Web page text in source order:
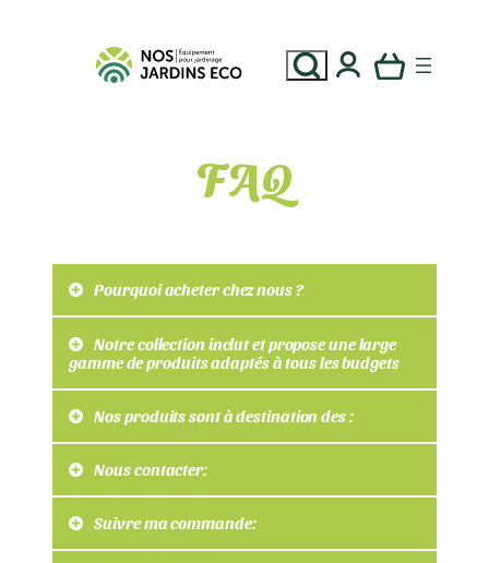
Recherche
FAQ
Pourquoi acheter chez nous ?
Notre collection inclut et propose une large
gamme de produits adaptés à tous les budgets
Nos produits sont à destination des :
Nous contacter:
Suivre ma commande: